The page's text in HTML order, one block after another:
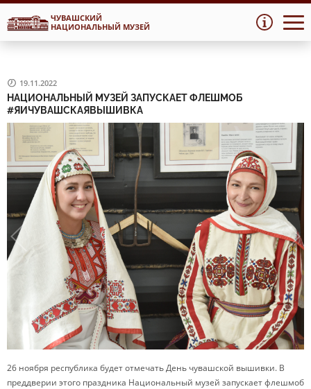
Перейти
к
Перейти
к
ЧУВАШСКИЙ
НАЦИОНАЛЬНЫЙ МУЗЕЙ
19.11.2022
НАЦИОНАЛЬНЫЙ МУЗЕЙ ЗАПУСКАЕТ ФЛЕШМОБ
#ЯИЧУВАШСКАЯВЫШИВКА
26 ноября республика будет отмечать День чувашской вышивки. В
преддверии этого праздника Национальный музей запускает флешмоб